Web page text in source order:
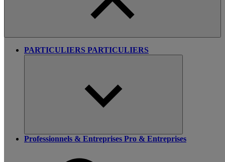
PARTICULIERS PARTICULIERS
Professionnels & Entreprises Pro & Entreprises